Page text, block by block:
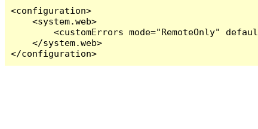
<configuration>
    <system.web>
<customErrors mode="RemoteOnly"
    </system.web>
</configuration>